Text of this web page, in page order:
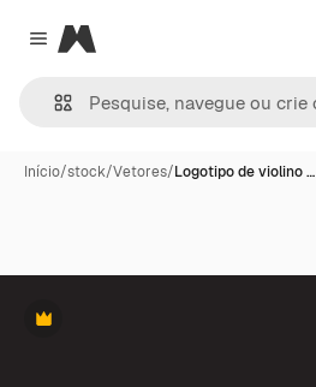
Close menu
Magnific
Início/stock/Vetores/Logotipo de violino …
Premium